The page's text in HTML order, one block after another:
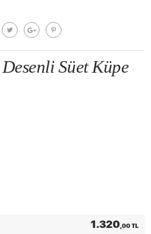
Süet Küpe
1.320,00 TL